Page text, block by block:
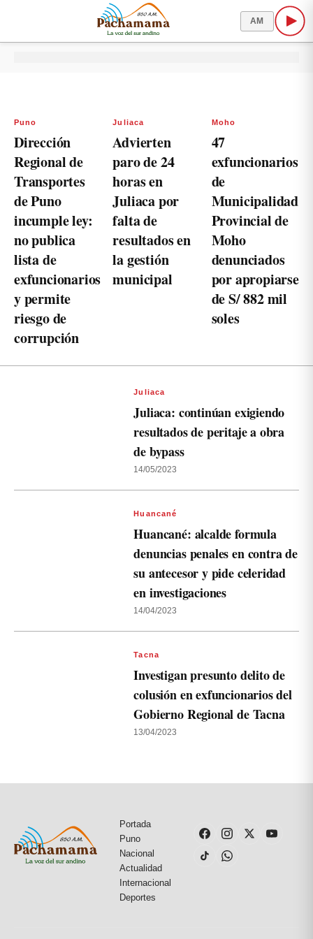
AM
Puno
Dirección
Regional de
Transportes
de Puno
incumple ley:
no publica
lista de
exfuncionarios
y permite
riesgo de
corrupción
Juliaca
Advierten
paro de 24
horas en
Juliaca por
falta de
resultados en
la gestión
municipal
Moho
47
exfuncionarios
de
Municipalidad
Provincial de
Moho
denunciados
por apropiarse
de S/ 882 mil
soles
Juliaca
Juliaca: continúan exigiendo
resultados de peritaje a obra
de bypass
14/05/2023
Huancané
Huancané: alcalde formula
denuncias penales en contra de
su antecesor y pide celeridad
en investigaciones
14/04/2023
Tacna
Investigan presunto delito de
colusión en exfuncionarios del
Gobierno Regional de Tacna
13/04/2023
Portada
Puno
Nacional
Actualidad
Internacional
Deportes